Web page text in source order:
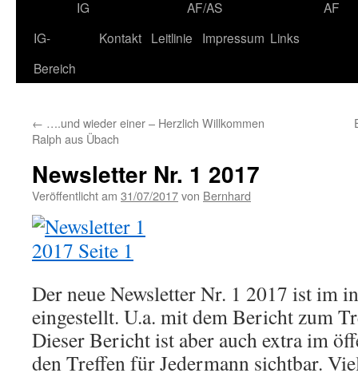
IG
AF/AS
AF
IG-
Bereich
Kontakt Leitlinie Impressum Links
← ….und wieder einer – Herzlich Willkommen
Ralph aus Übach
Newsletter Nr. 1 2017
Veröffentlicht am 31/07/2017von Bernhard
Der neue Newsletter Nr. 1 2017 ist im
eingestellt. U.a. mit dem Bericht zum
Dieser Bericht ist aber auch extra im
den Treffen für Jedermann sichtbar.